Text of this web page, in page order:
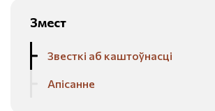
Змест
Звесткі аб каштоўнасці
Апісанне